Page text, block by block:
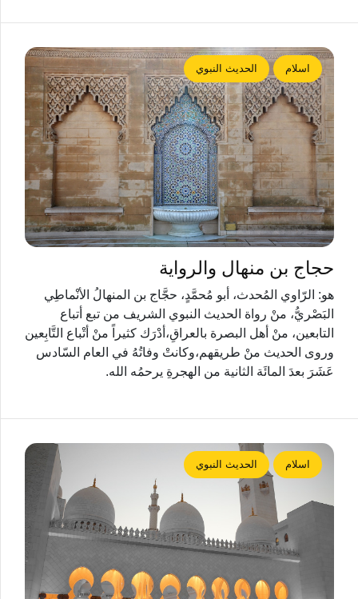
اسلام الحديث النبوي
حجاج بن منهال والرواية
هو: الرّاوي المُحدث، أبو مُحمَّدٍ، حجَّاج بن المنهالُ الأنْماطِي
البَصْريُّ، منْ رواة الحديث النبوي الشريف من تبع أتباع
التابعين، منْ أهل البصرة بالعراقِ،أدْرَك كثيراً منْ أتْباع التَّابِعين
وروى الحديث منْ طريقهم،وكانتْ وفاتُهُ في العام السّادس
عَشَرَ بعدَ المائَة الثانية من الهجرةِ يرحمُه الله.
اسلام الحديث النبوي